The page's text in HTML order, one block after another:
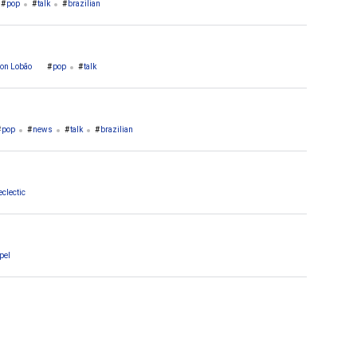
pop talk brazilian
Lobão pop talk
pop news talk brazilian